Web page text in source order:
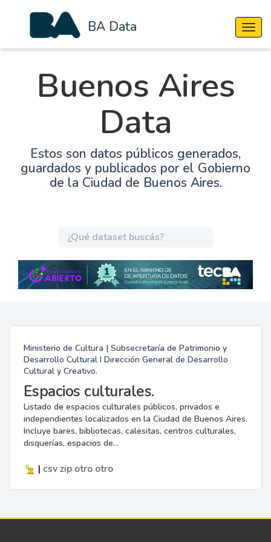
BA Data
Buenos Aires
Data
Estos son datos públicos generados,
guardados y publicados por el Gobierno
de la Ciudad de Buenos Aires.
Ministerio de Cultura | Subsecretaría de Patrimonio y
Desarrollo Cultural I Dirección General de Desarrollo
Cultural y Creativo.
Espacios culturales.
Listado de espacios culturales públicos, privados e
independientes localizados en la Ciudad de Buenos Aires.
Incluye bares, bibliotecas, calesitas, centros culturales,
disquerías, espacios de...
| csv zip otro otro